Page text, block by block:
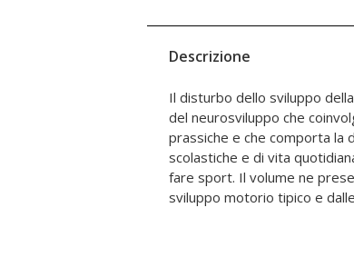
Descrizione
Il disturbo dello sviluppo
del neurosviluppo che
prassiche e che comporta la
scolastiche e di vita
fare sport. Il volume ne
sviluppo motorio tipico e
descrive gli strumenti di
proposte d'intervento
fornendo così ai clinici
sia per quelli riabilitativi.
osservazione per gli